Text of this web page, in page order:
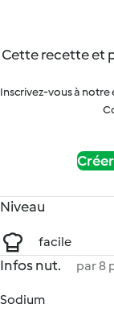
Cette recette et
Inscrivez-vous à notre
Niveau
facile
Infos nut. par 8
Sodium